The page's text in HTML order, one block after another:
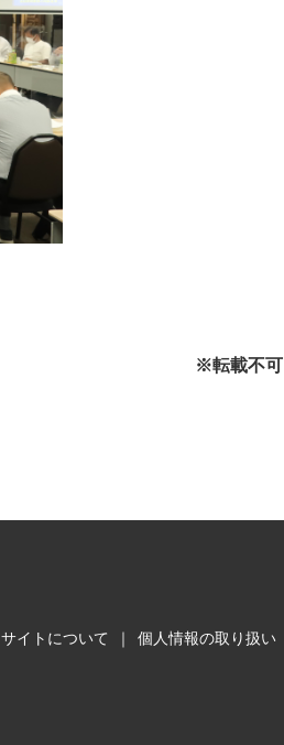
※転載不可
サイトについて ｜ 個人情報の取り扱い